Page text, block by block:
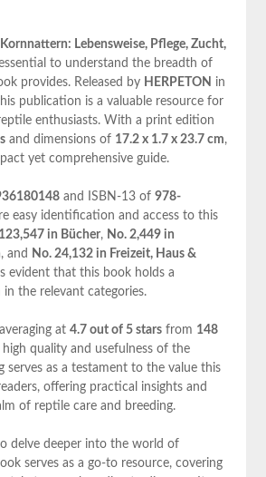
Kornnattern: Lebensweise, Pflege, Zucht,
essential to understand the breadth of
provides. Released by HERPETON in
publication is a valuable resource for
enthusiasts. With a print edition
and dimensions of 17.2 x 1.7 x 23.7 cm,
yet comprehensive guide.
and ISBN-13 of 978-
easy identification and access to this
in Bücher, No. 2,449 in
, and No. 24,132 in Freizeit, Haus &
evident that this book holds a
the relevant categories.
at 4.7 out of 5 starsfrom 148
quality and usefulness of the
serves as a testament to the value this
offering practical insights and
of reptile care and breeding.
delve deeper into the world of
serves as a go-to resource, covering